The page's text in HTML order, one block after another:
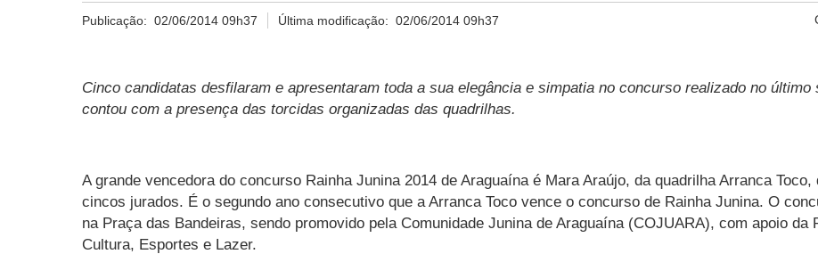
Publicação: 02/06/2014 09h37 Última modificação:02/06/2014 09h37
Cinco candidatas desfilaram e apresentaram toda a sua elegância e simpatia no concurso realizado no
contou com a presença das torcidas organizadas das quadrilhas.
A grande vencedora do concurso Rainha Junina 2014 de Araguaína é Mara Araújo, da quadrilha Arranca
cincos jurados. É o segundo ano consecutivo que a Arranca Toco vence o concurso de Rainha Junina. O
na Praça das Bandeiras, sendo promovido pela Comunidade Junina de Araguaína (COJUARA), com apoio
Cultura, Esportes e Lazer.